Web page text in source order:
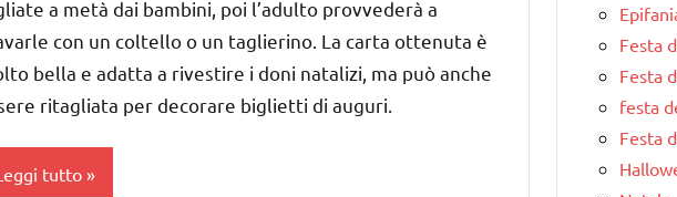
GLI
ETA'
ai
a metà dai bambini, poi l’adulto provvederà a
con un coltello o un taglierino. La carta ottenuta è
bella e adatta a rivestire i doni natalizi, ma può anche
ritagliata per decorare biglietti di auguri.
tutto
Festa
Festa
festa
Festa